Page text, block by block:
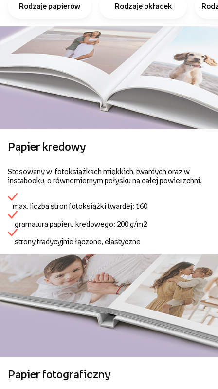
Rodzaje papierów Rodzaje okładek
Papier kredowy
Stosowany w fotoksiążkach miękkich, twardych oraz w
instabooku, o równomiernym połysku na całej powierzchni.
max. liczba stron fotoksiążki twardej: 160
gramatura papieru kredowego: 200 g/m2
strony tradycyjnie łączone, elastyczne
Papier fotograficzny